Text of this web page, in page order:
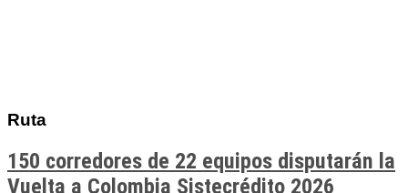
Ruta
150 corredores de 22 equipos disputarán la
Vuelta a Colombia Sistecrédito 2026